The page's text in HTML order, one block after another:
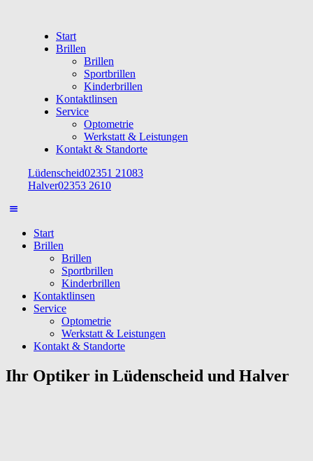
Start
Brillen
Brillen
Sportbrillen
Kinderbrillen
Kontaktlinsen
Service
Optometrie
Werkstatt & Leistungen
Kontakt & Standorte
Lüdenscheid02351 21083
Halver02353 2610
Start
Brillen
Brillen
Sportbrillen
Kinderbrillen
Kontaktlinsen
Service
Optometrie
Werkstatt & Leistungen
Kontakt & Standorte
Ihr Optiker in Lüdenscheid und Halver